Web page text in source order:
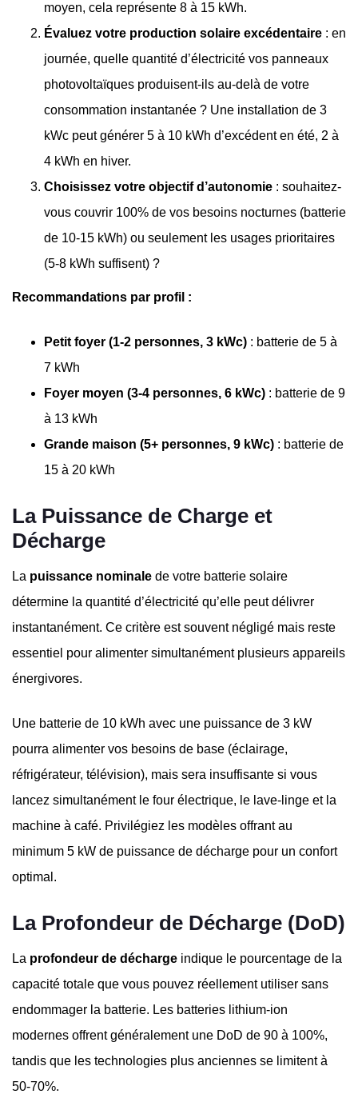
moyen, cela représente 8 à 15 kWh.
Évaluez votre production solaire excédentaire : en
journée, quelle quantité d’électricité vos panneaux
photovoltaïques produisent-ils au-delà de votre
consommation instantanée ? Une installation de 3
kWc peut générer 5 à 10 kWh d’excédent en été, 2 à
4 kWh en hiver.
Choisissez votre objectif d’autonomie : souhaitez-
vous couvrir 100% de vos besoins nocturnes (batterie
de 10-15 kWh) ou seulement les usages prioritaires
(5-8 kWh suffisent) ?
Recommandations par profil :
Petit foyer (1-2 personnes, 3 kWc) : batterie de 5 à
7 kWh
Foyer moyen (3-4 personnes, 6 kWc) : batterie de 9
à 13 kWh
Grande maison (5+ personnes, 9 kWc) : batterie de
15 à 20 kWh
La Puissance de Charge et
Décharge
La puissance nominale de votre batterie solaire
détermine la quantité d’électricité qu’elle peut délivrer
instantanément. Ce critère est souvent négligé mais reste
essentiel pour alimenter simultanément plusieurs appareils
énergivores.
Une batterie de 10 kWh avec une puissance de 3 kW
pourra alimenter vos besoins de base (éclairage,
réfrigérateur, télévision), mais sera insuffisante si vous
lancez simultanément le four électrique, le lave-linge et la
machine à café. Privilégiez les modèles offrant au
minimum 5 kW de puissance de décharge pour un confort
optimal.
La Profondeur de Décharge (DoD)
La profondeur de décharge indique le pourcentage de la
capacité totale que vous pouvez réellement utiliser sans
endommager la batterie. Les batteries lithium-ion
modernes offrent généralement une DoD de 90 à 100%,
tandis que les technologies plus anciennes se limitent à
50-70%.